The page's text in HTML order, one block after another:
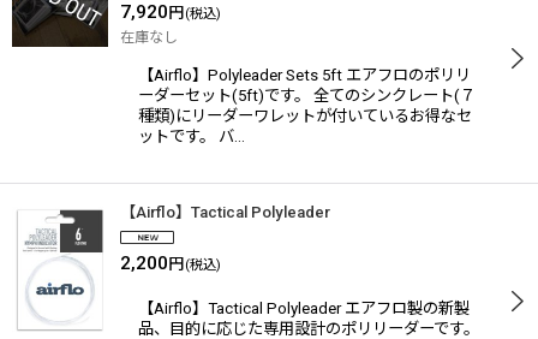
7,920 円 (税込)
在庫なし
【Airflo】Polyleader Sets 5ft エアフロのポリリ
ーダーセット(5ft)です。 全てのシンクレート(７
種類)にリーダーワレットが付いているお得なセ
ットです。 バ…
【Airflo】Tactical Polyleader
2,200 円 (税込)
【Airflo】Tactical Polyleader エアフロ製の新製
品、目的に応じた専用設計のポリリーダーです。